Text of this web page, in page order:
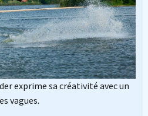
exprime sa créativité avec un
vagues.